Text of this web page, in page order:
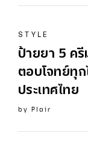
STYLE
ป้ายยา 5 ค
ตอบโจทย์ทุก
ประเทศไทย
by Plair